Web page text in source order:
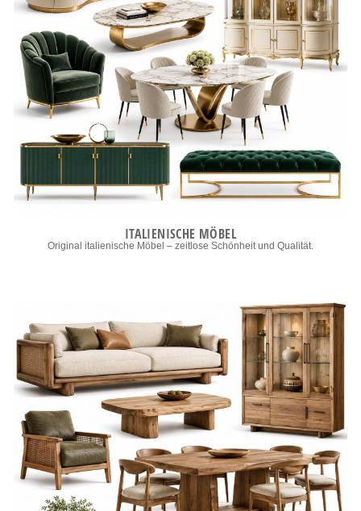
ITALIENISCHE MÖBEL
Original italienische Möbel – zeitlose Schönheit und Qualität.